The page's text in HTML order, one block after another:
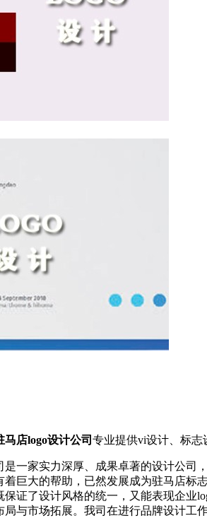
马店logo设计公司 专业提供vi设计、标志
一家实力深厚、成果卓著的设计公司
巨大的帮助，已然发展成为驻马店标
证了设计风格的统一，又能表现企业
与市场拓展。我司在进行品牌设计